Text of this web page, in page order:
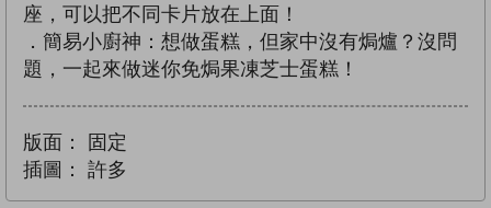
座，可以把不同卡片放在上面！
．簡易小廚神：想做蛋糕，但家中沒有焗爐？沒問
題，一起來做迷你免焗果凍芝士蛋糕！
版面：
固定
插圖：
許多